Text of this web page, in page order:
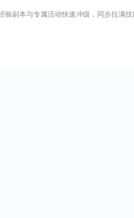
验副本与专属活动快速冲级，同步拉满